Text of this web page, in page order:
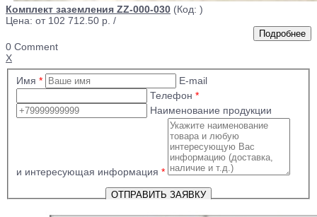
Комплект заземления ZZ-000-030 (Код: )
Цена: от 102 712.50 р. /
0 Comment
X
Имя *
E-mail
Телефон *
Наименование продукции
и интересующая информация *